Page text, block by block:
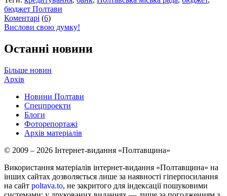
бюджет Полтави
Коментарі (6)
Вислови свою думку!
Останні новини
Більше новин
Архів
Новини Полтави
Спецпроекти
Блоги
Фоторепортажі
Архів матеріалів
© 2009 – 2026 Інтернет-видання «Полтавщина»
Використання матеріалів інтернет-видання «Полтавщина» на
інших сайтах дозволяється лише за наявності гіперпосилання
на сайт poltava.to, не закритого для індексації пошуковими